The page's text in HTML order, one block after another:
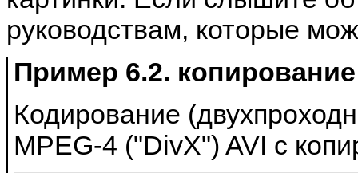
руководствам, которые
Пример 6.2.
Кодирование
MPEG-4 ("DivX") AVI с